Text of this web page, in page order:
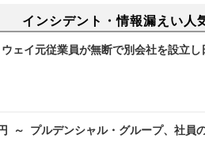
インシデント・情報漏えい人
ェイ元従業員が無断で別会社を設立
～ プルデンシャル・グループ、社員